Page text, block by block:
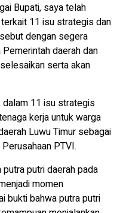
Bupati, saya telah
11 isu strategis dan
dengan segera
daerah dan
serta akan
dalam 11 isu strategis
kerja untuk warga
Luwu Timur sebagai
PTVI.
putri daerah pada
momen
bukti bahwa putra putri